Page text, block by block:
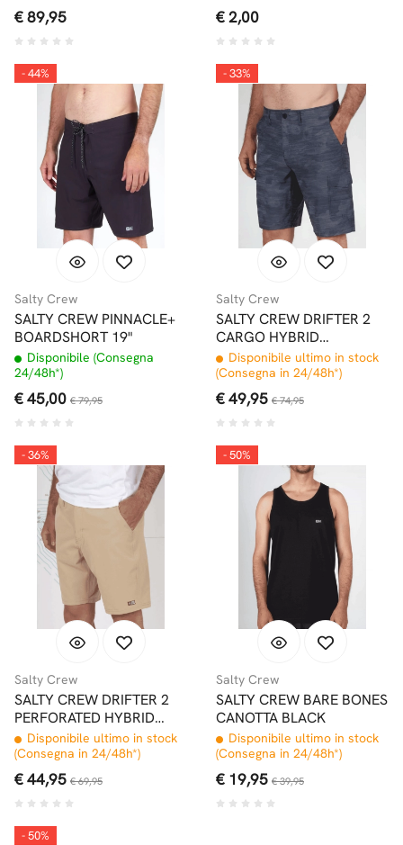
€ 89,95 € 2,00
- 44%
Salty Crew
SALTY CREW PINNACLE+
BOARDSHORT 19"
Disponibile (Consegna
24/48h*)
€ 45,00 € 79,95
- 33%
Salty Crew
SALTY CREW DRIFTER 2
CARGO HYBRID
WALKSHORT 20" BLACK
CAMO
Disponibile ultimo in stock
(Consegna in 24/48h*)
€ 49,95 € 74,95
- 36%
Salty Crew
SALTY CREW DRIFTER 2
PERFORATED HYBRID
WALKSHORT 19" KHAKI
Disponibile ultimo in stock
(Consegna in 24/48h*)
€ 44,95 € 69,95
- 50%
Salty Crew
SALTY CREW BARE BONES
CANOTTA BLACK
Disponibile ultimo in stock
(Consegna in 24/48h*)
€ 19,95 € 39,95
- 50%